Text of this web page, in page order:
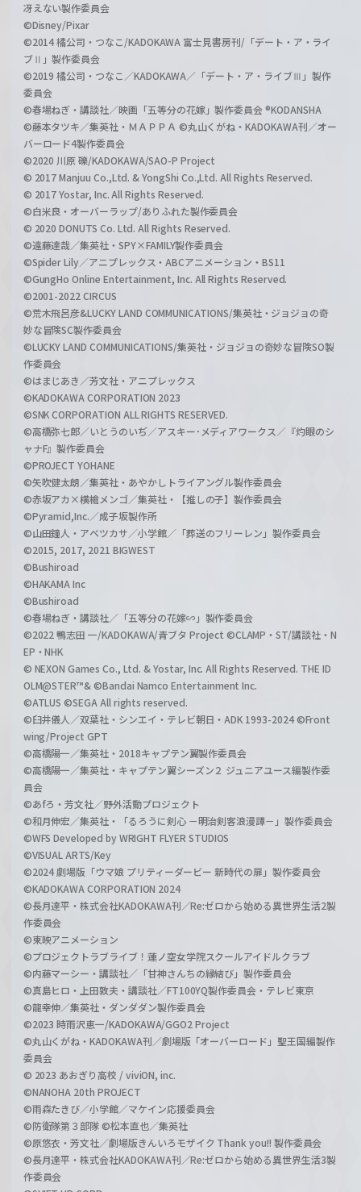
冴えない製作委員会
©Disney/Pixar
©2014 橘公司・つなこ/KADOKAWA 富士見書房刊/「デート・ア・ライ
ブⅡ」製作委員会
©2019 橘公司・つなこ／KADOKAWA／「デート・ア・ライブⅢ」製作
委員会
©春場ねぎ・講談社／映画「五等分の花嫁」製作委員会 ®KODANSHA
©藤本タツキ／集英社・ＭＡＰＰＡ ©丸山くがね・KADOKAWA刊／オー
バーロード4製作委員会
©2020 川原 礫/KADOKAWA/SAO-P Project
© 2017 Manjuu Co.,Ltd. & YongShi Co.,Ltd. All Rights Reserved.
© 2017 Yostar, Inc. All Rights Reserved.
©白米良・オーバーラップ/ありふれた製作委員会
© 2020 DONUTS Co. Ltd. All Rights Reserved.
©遠藤達哉／集英社・SPY×FAMILY製作委員会
©Spider Lily／アニプレックス・ABCアニメーション・BS11
©GungHo Online Entertainment, Inc. All Rights Reserved.
©2001-2022 CIRCUS
©荒木飛呂彦&LUCKY LAND COMMUNICATIONS/集英社・ジョジョの奇
妙な冒険SC製作委員会
©LUCKY LAND COMMUNICATIONS/集英社・ジョジョの奇妙な冒険SO製
作委員会
©はまじあき／芳文社・アニプレックス
©KADOKAWA CORPORATION 2023
©SNK CORPORATION ALL RIGHTS RESERVED.
©高橋弥七郎／いとうのいぢ／アスキー･メディアワークス／『灼眼のシ
ャナF』製作委員会
©PROJECT YOHANE
©矢吹健太朗／集英社・あやかしトライアングル製作委員会
©赤坂アカ×横槍メンゴ／集英社・【推しの子】製作委員会
©Pyramid,Inc.／成子坂製作所
©山田鐘人・アベツカサ／小学館／「葬送のフリーレン」製作委員会
©2015, 2017, 2021 BIGWEST
©Bushiroad
©HAKAMA Inc
©Bushiroad
©春場ねぎ・講談社／「五等分の花嫁∽」製作委員会
©2022 鴨志田 一/KADOKAWA/青ブタ Project ©CLAMP・ST/講談社・N
EP・NHK
© NEXON Games Co., Ltd. & Yostar, Inc. All Rights Reserved. THE ID
OLM@STER™& ©Bandai Namco Entertainment Inc.
©ATLUS ©SEGA All rights reserved.
©臼井儀人／双葉社・シンエイ・テレビ朝日・ADK 1993-2024 ©Front
wing/Project GPT
©高橋陽一／集英社・2018キャプテン翼製作委員会
©高橋陽一／集英社・キャプテン翼シーズン２ ジュニアユース編製作委
員会
©あfろ・芳文社／野外活動プロジェクト
©和月伸宏／集英社・「るろうに剣心 －明治剣客浪漫譚－」製作委員会
©WFS Developed by WRIGHT FLYER STUDIOS
©VISUAL ARTS/Key
©2024 劇場版「ウマ娘 プリティーダービー 新時代の扉」製作委員会
©KADOKAWA CORPORATION 2024
©長月達平・株式会社KADOKAWA刊／Re:ゼロから始める異世界生活2製
作委員会
©東映アニメーション
©プロジェクトラブライブ！蓮ノ空女学院スクールアイドルクラブ
©内藤マーシー・講談社／「甘神さんちの縁結び」製作委員会
©真島ヒロ・上田敦夫・講談社／FT100YQ製作委員会・テレビ東京
©龍幸伸／集英社・ダンダダン製作委員会
©2023 時雨沢恵一/KADOKAWA/GGO2 Project
©丸山くがね・KADOKAWA刊／劇場版「オーバーロード」聖王国編製作
委員会
© 2023 あおぎり高校 / viviON, inc.
©NANOHA 20th PROJECT
©雨森たきび／小学館／マケイン応援委員会
©防衛隊第３部隊 ©松本直也／集英社
©原悠衣・芳文社／劇場版きんいろモザイク Thank you!! 製作委員会
©長月達平・株式会社KADOKAWA刊／Re:ゼロから始める異世界生活3製
作委員会